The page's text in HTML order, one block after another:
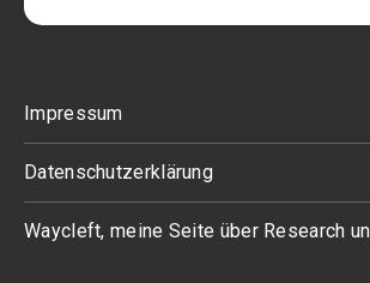
Impressum
Datenschutzerklärung
Waycleft, meine Seite über Research